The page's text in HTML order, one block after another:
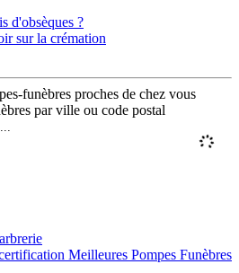
d'obsèques ?
sur la crémation
funèbres proches de chez vous
par ville ou code postal
Meilleures Pompes Funèbres